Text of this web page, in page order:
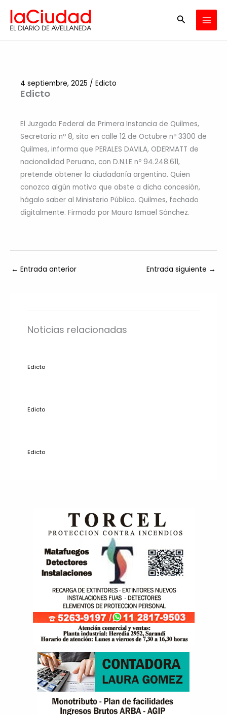
contenido
Buscar
Edicto
4 septiembre, 2025 / Edicto
El Juzgado Federal de Primera Instancia de Quilmes,
Secretaría nº 8, sito en calle 12 de Octubre nº 3300 de
Quilmes, informa que PERALES DAVILA, ODERMATT de
nacionalidad Peruana, con D.N.I.E nº 94.248.611,
pretende obtener la ciudadanía argentina. Quien
conozca algún motivo que obste a dicha concesión,
hágalo saber al Ministerio Público. Quilmes, fechado
digitalmente. Firmado por Mauro Ismael Sánchez.
← Entrada anterior Entrada siguiente →
Noticias relacionadas
Edicto
Edicto
Edicto